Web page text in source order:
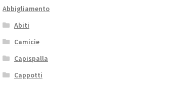
Abbigliamento
Abiti
Camicie
Capispalla
Cappotti